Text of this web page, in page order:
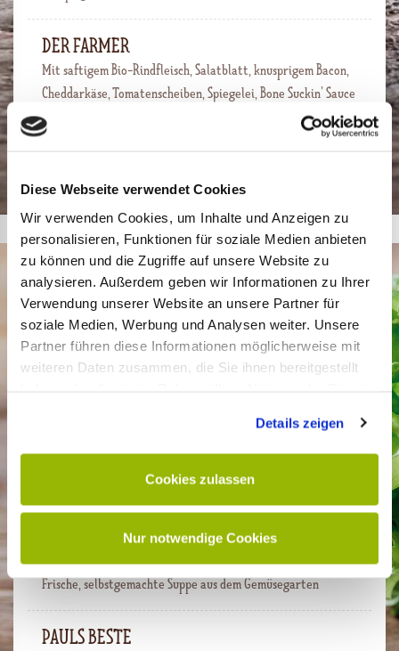
Diese Webseite verwendet Cookies
Wir verwenden Cookies, um Inhalte und Anzeigen zu
personalisieren, Funktionen für soziale Medien anbieten
zu können und die Zugriffe auf unsere Website zu
analysieren. Außerdem geben wir Informationen zu Ihrer
Verwendung unserer Website an unsere Partner für
soziale Medien, Werbung und Analysen weiter. Unsere
Partner führen diese Informationen möglicherweise mit
weiteren Daten zusammen, die Sie ihnen bereitgestellt
Details zeigen
Cookies zulassen
Nur notwendige Cookies
DER FARMER
Mit saftigem Bio-Rindfleisch, Salatblatt, knusprigem Bacon,
Cheddarkäse, Tomatenscheiben, Spiegelei, Bone Suckin’ Sauce
und unserer würzigen Hausburgersoße
SPEISEKARTE FRANKFURT
Alle Gerichte TO GO von 10.00-21.30 Uhr PER
LIEFERSERVICE von 11.30-21.00 Uhr.
SALATE WRAPS EXTRAS
HEIDIS FAVORITIN
Frische, selbstgemachte Suppe aus dem Gemüsegarten
PAULS BESTE